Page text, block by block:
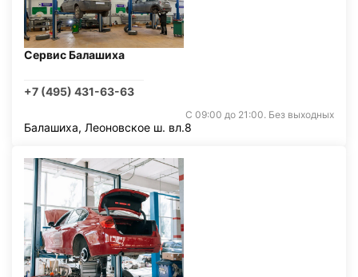
Сервис Балашиха
+7 (495) 431-63-63
С 09:00 до 21:00. Без выходных
Балашиха, Леоновское ш. вл.8